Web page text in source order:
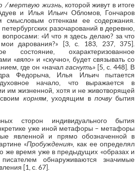
/ мертвую жизнь, которой живут в итоге
и Илья Ильич Обломов, Гончаров
смысловым оттенкам ее содержания.
разочарований в деревню,
вопросами: «И что я здесь делаю? за что
мои дарования?» [3, с. 183, 237, 375].
охарактеризованное
«вяло» и «скучно», будет связывать со
где он «началгаснуть» [5, с. 448]. В
Федорыча, Илья Ильич пытается
начало, что выражается в
им жизненной, хотя и не животворящей
корням, уходящим впочвубытия
сторон индивидуального бытия
уже иной метафоры – метафоры
явленной и прямо обозначенной в
«Пробуждения», как ее определял
же время уже в предыдущих «образах и
обнаруживаются значимые
[1, с. 67].